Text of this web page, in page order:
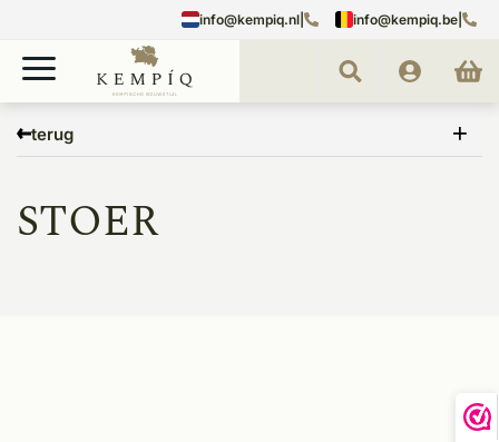
info@kempiq.nl info@kempiq.be
terug
Merken STOER
STOER